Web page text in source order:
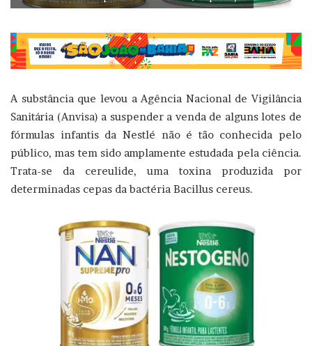
A substância que levou a Agência Nacional de Vigilância
Sanitária (Anvisa) a suspender a venda de alguns lotes de
fórmulas infantis da Nestlé não é tão conhecida pelo
público, mas tem sido amplamente estudada pela ciência.
Trata-se da cereulide, uma toxina produzida por
determinadas cepas da bactéria Bacillus cereus.